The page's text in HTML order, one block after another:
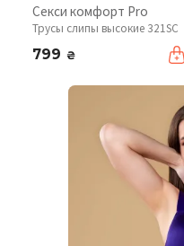
Секси комфорт Pro
Трусы слипы высокие 321SC
799 ₴